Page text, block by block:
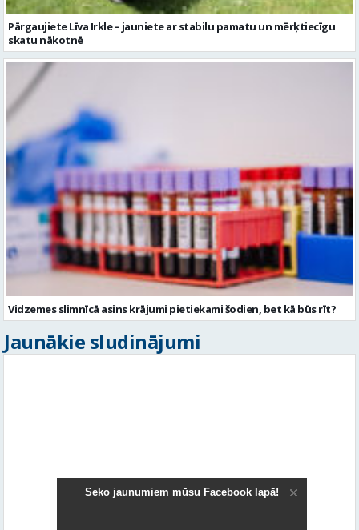
Pārgaujiete Līva Irkle – jauniete ar stabilu pamatu un mērķtiecīgu
skatu nākotnē
Vidzemes slimnīcā asins krājumi pietiekami šodien, bet kā būs rīt?
Jaunākie sludinājumi
Seko jaunumiem mūsu Facebook lapā!